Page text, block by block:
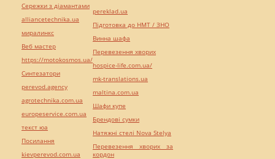
Сережки з діамантами
alliancetechnika.ua
миралинкс
Веб мастер
https://motokosmos.ua/
Синтезатори
perevod.agency
agrotechnika.com.ua
europeservice.com.ua
текст юа
Посилання
kievperevod.com.ua
pereklad.ua
Підготовка до НМТ / ЗНО
Винна шафа
Перевезення хворих
hospice-life.com.ua/
mk-translations.ua
maltina.com.ua
Шафи купе
Брендові сумки
Натяжні стелі Nova Stelya
Перевезення хворих за
кордон